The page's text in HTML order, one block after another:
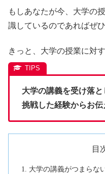
もしあなたが今、大学の
識しているのであればぜ
きっと、大学の授業に対
大学の講義を受け落
挑戦した経験からお伝
目
大学の講義がつまらな